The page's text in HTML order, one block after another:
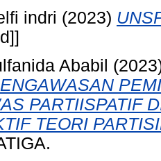
indri (2023)
Ababil
PARTIISPATIF
TEORI